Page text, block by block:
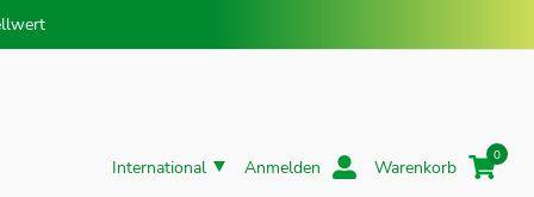
International Anmelden Warenkorb
0